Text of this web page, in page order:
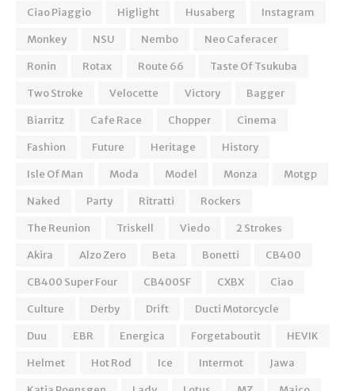
Ciao Piaggio
Higlight Husaberg
Instagram
Monkey
NSU Nembo
Neo Caferacer
Ronin
Rotax Route 66
Taste Of Tsukuba
Two Stroke
Velocette Victory
Bagger
Biarritz
Cafe Race Chopper
Cinema
Fashion
Future Heritage
History
Isle Of Man
Moda Model Monza
Motgp
Naked
Party Ritratti
Rockers
The Reunion
Triskell Viedo
2 Strokes
Akira
Alzo Zero Beta Bonetti
CB400
CB400 Super Four
CB400SF CXBX
Ciao
Culture
Derby Drift
Ducti Motorcycle
Duu
EBR Energica Forgetaboutit
HEVIK
Helmet
Hot Rod Ice Intermot
Jawa